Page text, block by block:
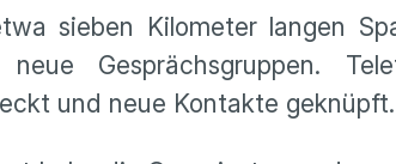
sieben Kilometer langen
Gesprächsgruppen.
und neue Kontakte geknüpft.